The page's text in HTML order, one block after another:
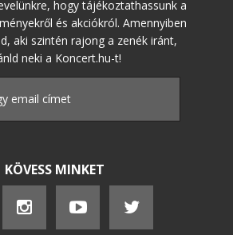
hogy tájékoztathassunk a
és akciókról. Amennyiben
aki szintén rajong a zenék iránt,
neki a Koncert.hu-t!
KÖVESS MINKET